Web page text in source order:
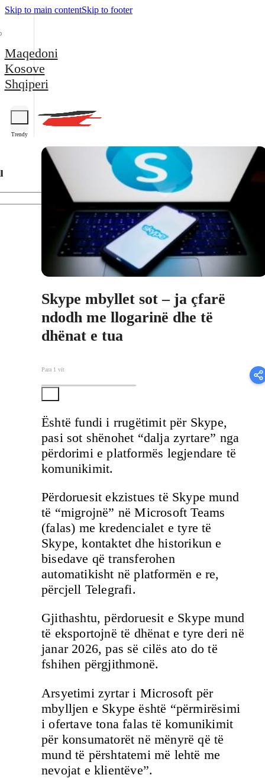
Skip to main contentSkip to footer
Maqedoni
Kosove
Shqiperi
Trendy
Skype mbyllet sot – ja çfarë
ndodh me llogarinë dhe të
dhënat e tua
Para 1 vit
Është fundi i rrugëtimit për Skype,
pasi sot shënohet “dalja zyrtare” nga
përdorimi e platformës legjendare të
komunikimit.
Përdoruesit ekzistues të Skype mund
të “migrojnë” në Microsoft Teams
(falas) me kredencialet e tyre të
Skype, kontaktet dhe historikun e
bisedave që transferohen
automatikisht në platformën e re,
përcjell Telegrafi.
Gjithashtu, përdoruesit e Skype mund
të eksportojnë të dhënat e tyre deri në
janar 2026, pas së cilës ato do të
fshihen përgjithmonë.
Arsyetimi zyrtar i Microsoft për
mbylljen e Skype është “përmirësimi
i ofertave tona falas të komunikimit
për konsumatorët në mënyrë që të
mund të përshtatemi më lehtë me
nevojat e klientëve”.